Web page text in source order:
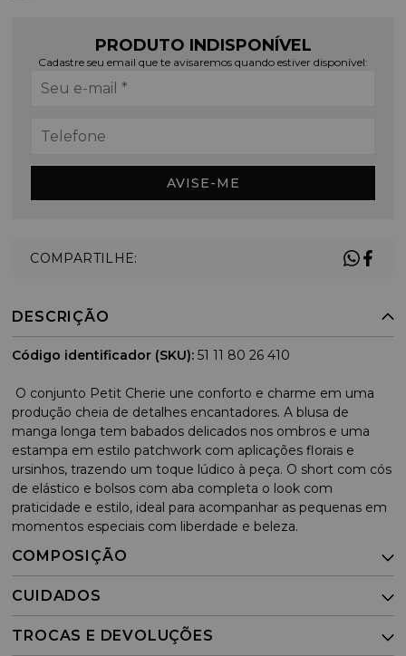
PRODUTO INDISPONÍVEL
Cadastre seu email que te avisaremos quando estiver disponível:
AVISE-ME
COMPARTILHE:
DESCRIÇÃO
Código identificador (SKU): 51 11 80 26 410
O conjunto Petit Cherie une conforto e charme em uma
produção cheia de detalhes encantadores. A blusa de
manga longa tem babados delicados nos ombros e uma
estampa em estilo patchwork com aplicações florais e
ursinhos, trazendo um toque lúdico à peça. O short com cós
de elástico e bolsos com aba completa o look com
praticidade e estilo, ideal para acompanhar as pequenas em
momentos especiais com liberdade e beleza.
COMPOSIÇÃO
CUIDADOS
TROCAS E DEVOLUÇÕES